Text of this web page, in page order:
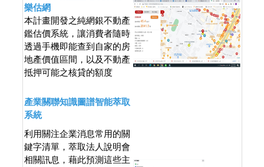
樂估網
本計畫開發之純網銀不動產
鑑估價系統，讓消費者隨時
透過手機即能查到自家的房
地產價值區間，以及不動產
抵押可能之核貸的額度
產業關聯知識圖譜智能萃取
系統
利用關注企業消息常用的關
鍵字清單，萃取法人說明會
相關訊息，藉此預測這些主